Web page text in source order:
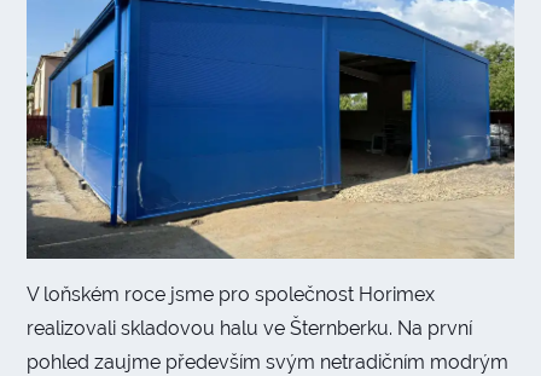
V loňském roce jsme pro společnost Horimex
realizovali skladovou halu ve Šternberku. Na první
pohled zaujme především svým netradičním modrým